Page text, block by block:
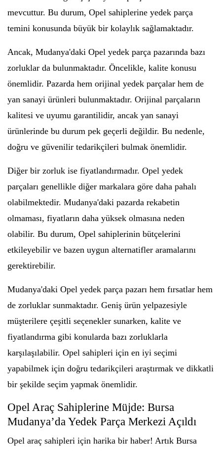
mevcuttur. Bu durum, Opel sahiplerine yedek parça
temini konusunda büyük bir kolaylık sağlamaktadır.
Ancak, Mudanya'daki Opel yedek parça pazarında bazı
zorluklar da bulunmaktadır. Öncelikle, kalite konusu
önemlidir. Pazarda hem orijinal yedek parçalar hem de
yan sanayi ürünleri bulunmaktadır. Orijinal parçaların
kalitesi ve uyumu garantilidir, ancak yan sanayi
ürünlerinde bu durum pek geçerli değildir. Bu nedenle,
doğru ve güvenilir tedarikçileri bulmak önemlidir.
Diğer bir zorluk ise fiyatlandırmadır. Opel yedek
parçaları genellikle diğer markalara göre daha pahalı
olabilmektedir. Mudanya'daki pazarda rekabetin
olmaması, fiyatların daha yüksek olmasına neden
olabilir. Bu durum, Opel sahiplerinin bütçelerini
etkileyebilir ve bazen uygun alternatifler aramalarını
gerektirebilir.
Mudanya'daki Opel yedek parça pazarı hem fırsatlar hem
de zorluklar sunmaktadır. Geniş ürün yelpazesiyle
müşterilere çeşitli seçenekler sunarken, kalite ve
fiyatlandırma gibi konularda bazı zorluklarla
karşılaşılabilir. Opel sahipleri için en iyi seçimi
yapabilmek için doğru tedarikçileri araştırmak ve dikkatli
bir şekilde seçim yapmak önemlidir.
Opel Araç Sahiplerine Müjde: Bursa
Mudanya’da Yedek Parça Merkezi Açıldı
Opel araç sahipleri için harika bir haber! Artık Bursa